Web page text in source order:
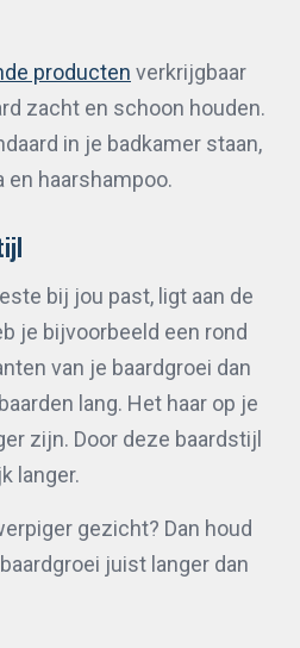
producten verkrijgbaar
zacht en schoon houden.
in je badkamer staan,
haarshampoo.
bij jou past, ligt aan de
je bijvoorbeeld een rond
van je baardgroei dan
lang. Het haar op je
zijn. Door deze baardstijl
langer.
gezicht? Dan houd
juist langer dan